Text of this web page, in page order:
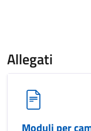
Allegati
Moduli per